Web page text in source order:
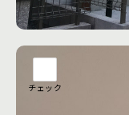
きの来ないデザイ
材から断熱材、外
素材を使用するこ
「呼吸する家づく
チェック